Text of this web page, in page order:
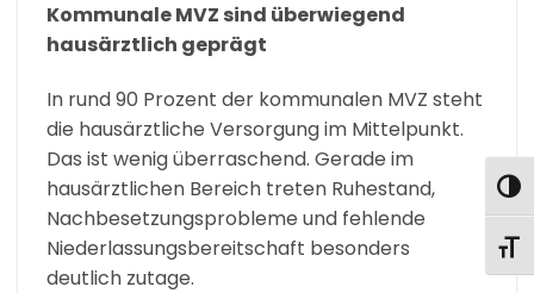
Kommunale MVZ sind überwiegend
hausärztlich geprägt
In rund 90 Prozent der kommunalen MVZ steht
die hausärztliche Versorgung im Mittelpunkt.
Das ist wenig überraschend. Gerade im
hausärztlichen Bereich treten Ruhestand,
Nachbesetzungsprobleme und fehlende
Niederlassungsbereitschaft besonders
deutlich zutage.